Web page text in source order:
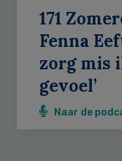
171
Fenna
zorg mis
gevoel’
Naar de